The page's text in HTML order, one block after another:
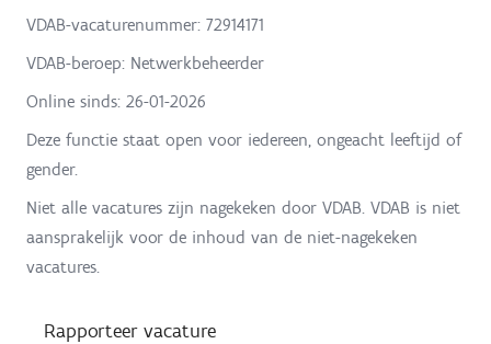
VDAB-vacaturenummer: 72914171
VDAB-beroep: Netwerkbeheerder
Online sinds: 26-01-2026
Deze functie staat open voor iedereen, ongeacht leeftijd of
gender.
Niet alle vacatures zijn nagekeken door VDAB. VDAB is niet
aansprakelijk voor de inhoud van de niet-nagekeken
vacatures.
Rapporteer vacature